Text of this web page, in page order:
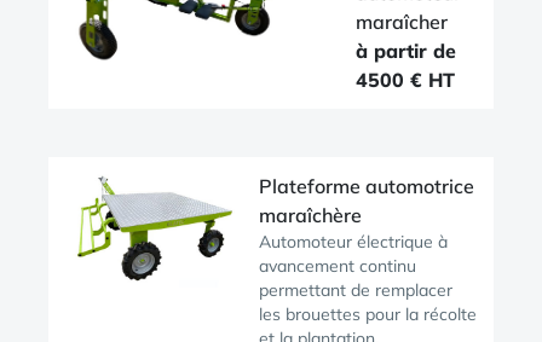
maraîcher
à partir de
4500 € HT
Plateforme automotrice
maraîchère
Automoteur électrique à
avancement continu
permettant de remplacer
les brouettes pour la récolte